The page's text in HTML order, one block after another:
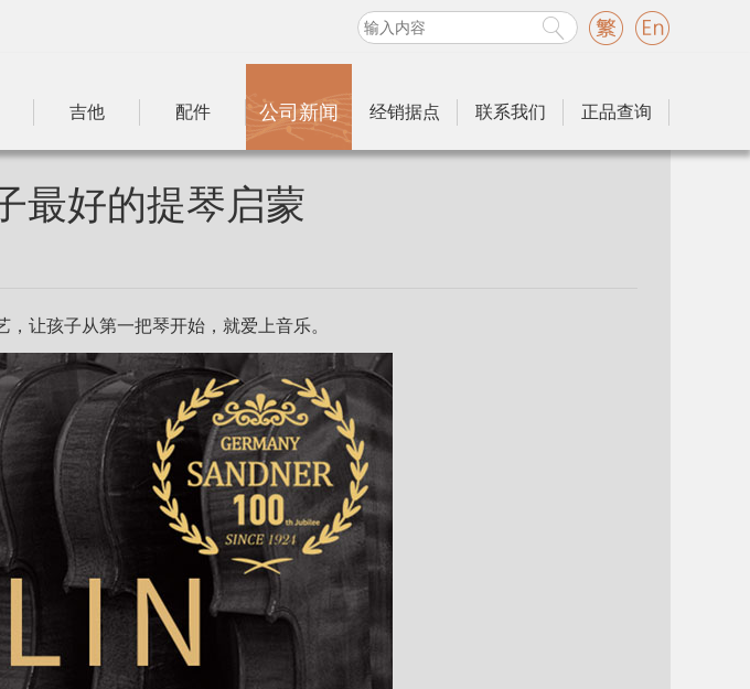
吉他 配件 公司新闻 经销据点 联系我们 正品查询
最好的提琴启蒙
，让孩子从第一把琴开始，就爱上音乐。